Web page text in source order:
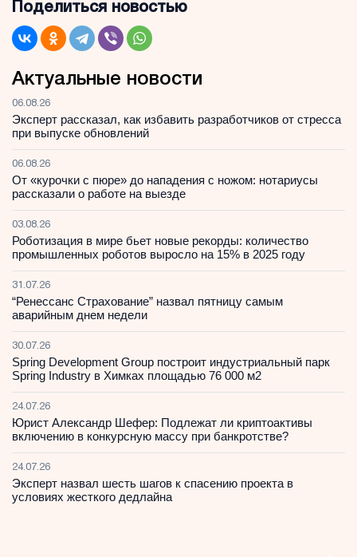
Поделиться новостью
Актуальные новости
06.08.26
Эксперт рассказал, как избавить разработчиков от стресса
при выпуске обновлений
06.08.26
От «курочки с пюре» до нападения с ножом: нотариусы
рассказали о работе на выезде
03.08.26
Роботизация в мире бьет новые рекорды: количество
промышленных роботов выросло на 15% в 2025 году
31.07.26
“Ренессанс Страхование” назвал пятницу самым
аварийным днем недели
30.07.26
Spring Development Group построит индустриальный парк
Spring Industry в Химках площадью 76 000 м2
24.07.26
Юрист Александр Шефер: Подлежат ли криптоактивы
включению в конкурсную массу при банкротстве?
24.07.26
Эксперт назвал шесть шагов к спасению проекта в
условиях жесткого дедлайна